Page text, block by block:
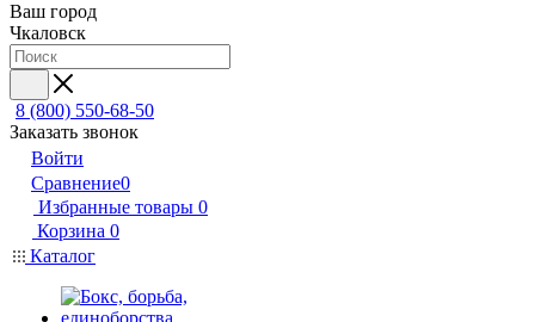
Ваш город
Чкаловск
8 (800) 550-68-50
Заказать звонок
Войти
Сравнение0
Избранные товары 0
Корзина 0
Каталог